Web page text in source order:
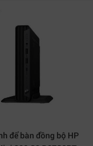
để bàn đồng bộ HP